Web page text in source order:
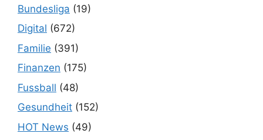
Bundesliga (19)
Digital (672)
Familie (391)
Finanzen (175)
Fussball (48)
Gesundheit (152)
HOT News (49)